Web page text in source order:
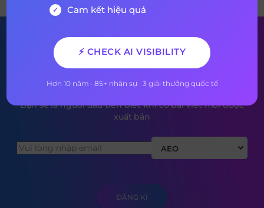
Đăng ký nhận bản tin của
chúng tôi
Bạn sẽ là người đầu tiên biết khi có bài viết mới được
xuất bản
AEO
Cam kết hiệu quả
⚡ CHECK AI VISIBILITY
Hơn 10 năm · 85+ nhân sự · 3 giải thưởng quốc tế